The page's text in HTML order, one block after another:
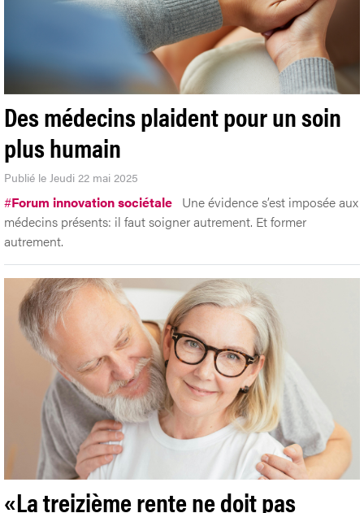
Des médecins plaident pour un soin
plus humain
Publié le Jeudi 22 mai 2025
#Forum innovation sociétale Une évidence s’est imposée aux
médecins présents: il faut soigner autrement. Et former
autrement.
«La treizième rente ne doit pas